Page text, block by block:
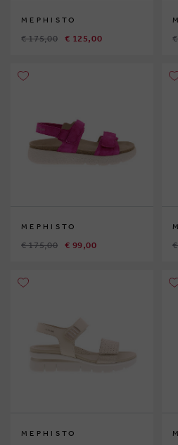
MEPHISTO
€ 175,00 € 125,00
MEPHISTO
€ 175,00 € 99,00
MEPHISTO